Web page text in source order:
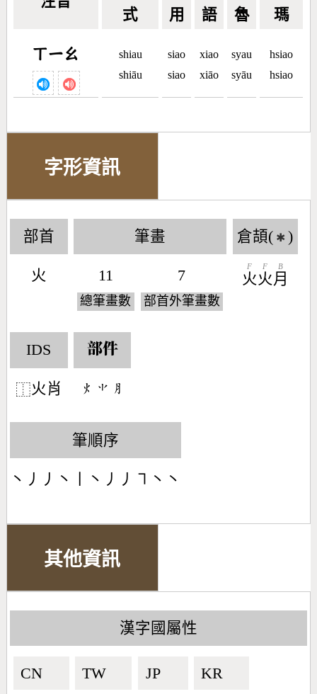
式 用 語 魯 瑪
ㄒㄧㄠ
shiau
shiāu
siao
siao
xiao
xiāo
syau
syāu
hsiao
hsiao
字形資訊
部首
火
筆畫
11
總筆畫數
7
部首外筆畫數
倉頡( ✱ )
火
F
火
F
月
B
IDS
⿰火肖
部件
󶃹󶂠󶅽
筆順序
丶丿丿丶丨丶丿丿㇕丶丶
其他資訊
漢字國屬性
CN🇨🇳
TW🇹🇼
JP🇯🇵
KR🇰🇷